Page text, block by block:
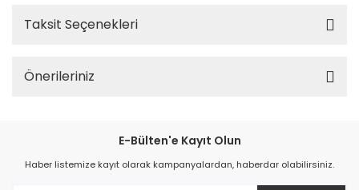
Taksit Seçenekleri
Önerileriniz
E-Bülten'e Kayıt Olun
Haber listemize kayıt olarak kampanyalardan, haberdar olabilirsiniz.